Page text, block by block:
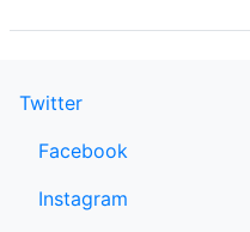
Twitter
Facebook
Instagram